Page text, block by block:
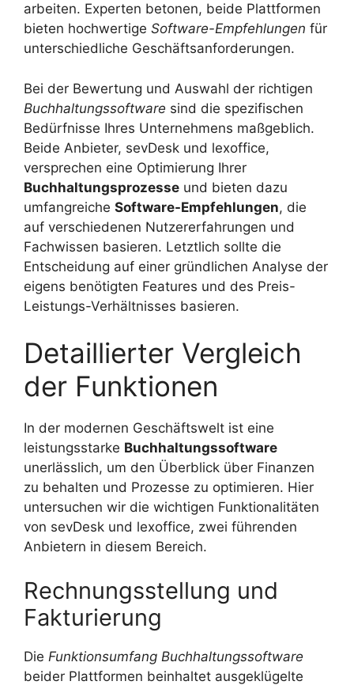
arbeiten. Experten betonen, beide Plattformen
bieten hochwertige Software-Empfehlungen für
unterschiedliche Geschäftsanforderungen.
Bei der Bewertung und Auswahl der richtigen
Buchhaltungssoftware sind die spezifischen
Bedürfnisse Ihres Unternehmens maßgeblich.
Beide Anbieter, sevDesk und lexoffice,
versprechen eine Optimierung Ihrer
Buchhaltungsprozesse und bieten dazu
umfangreiche Software-Empfehlungen, die
auf verschiedenen Nutzererfahrungen und
Fachwissen basieren. Letztlich sollte die
Entscheidung auf einer gründlichen Analyse der
eigens benötigten Features und des Preis-
Leistungs-Verhältnisses basieren.
Detaillierter Vergleich
der Funktionen
In der modernen Geschäftswelt ist eine
leistungsstarke Buchhaltungssoftware
unerlässlich, um den Überblick über Finanzen
zu behalten und Prozesse zu optimieren. Hier
untersuchen wir die wichtigen Funktionalitäten
von sevDesk und lexoffice, zwei führenden
Anbietern in diesem Bereich.
Rechnungsstellung und
Fakturierung
Die Funktionsumfang Buchhaltungssoftware
beider Plattformen beinhaltet ausgeklügelte